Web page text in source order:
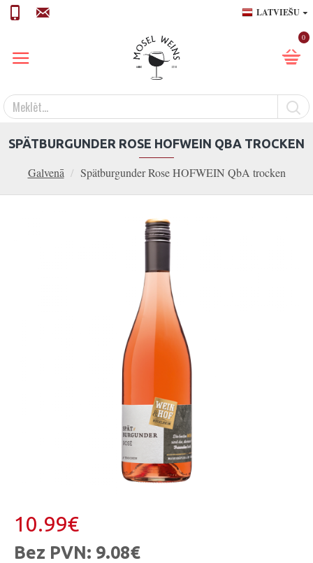
LATVIEŠU
0
Galvenā Spätburgunder Rose HOFWEIN QbA trocken
SPÄTBURGUNDER ROSE HOFWEIN QBA TROCKEN
10.99€
Bez PVN: 9.08€